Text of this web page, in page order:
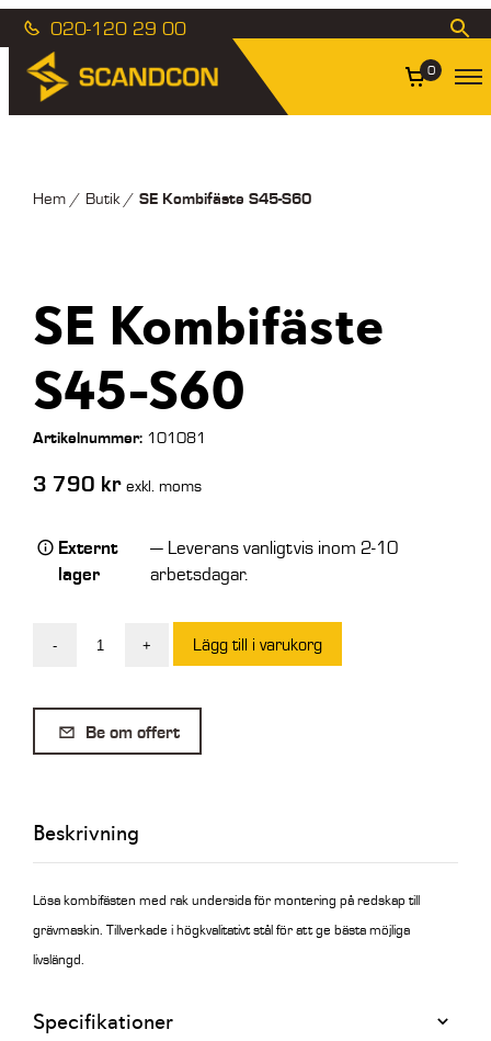
020-120 29 00
0
Hem/ Butik/ SE Kombifäste S45-S60
SE Kombifäste
S45-S60
Artikelnummer:101081
3 790 kr exkl. moms
Externt
lager
— Leverans vanligtvis inom 2-10
arbetsdagar.
-
S45-
S60
+ Lägg till i varukorg
Be om offert
Beskrivning
Lösa kombifästen med rak undersida för montering på redskap till
grävmaskin. Tillverkade i högkvalitativt stål för att ge bästa möjliga
livslängd.
Specifikationer